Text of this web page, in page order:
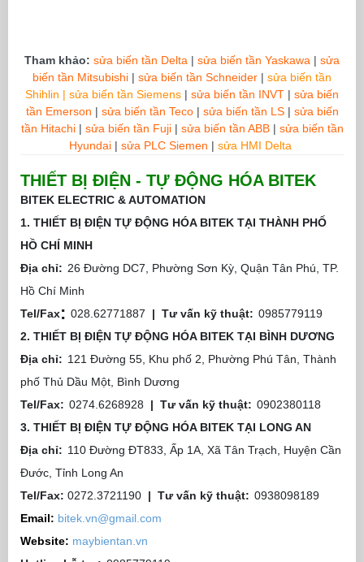
Tham khảo: sửa biến tần Delta | sửa biến tần Yaskawa | sửa
biến tần Mitsubishi | sửa biến tần Schneider | sửa biến tần
Shihlin | sửa biến tần Siemens | sửa biến tần INVT | sửa biến
tần Emerson | sửa biến tần Teco| sửa biến tần LS| sửa biến
tần Hitachi| sửa biến tần Fuji| sửa biến tần ABB| sửa biến tần
Hyundai | sửa PLC Siemen | sửa HMI Delta
THIẾT BỊ ĐIỆN - TỰ ĐỘNG HÓA BITEK
BITEK ELECTRIC & AUTOMATION
1. THIẾT BỊ ĐIỆN TỰ ĐỘNG HÓA BITEK TẠI THÀNH PHỐ
HỒ CHÍ MINH
Địa chỉ: 26 Đường DC7, Phường Sơn Kỳ, Quận Tân Phú, TP.
Hồ Chí Minh
Tel/Fax: 028.62771887 | Tư vấn kỹ thuật: 0985779119
2. THIẾT BỊ ĐIỆN TỰ ĐỘNG HÓA BITEK TẠI BÌNH DƯƠNG
Địa chỉ: 121 Đường 55, Khu phố 2, Phường Phú Tân, Thành
phố Thủ Dầu Một, Bình Dương
Tel/Fax: 0274.6268928 | Tư vấn kỹ thuật: 0902380118
3. THIẾT BỊ ĐIỆN TỰ ĐỘNG HÓA BITEK TẠI LONG AN
Địa chỉ: 110 Đường ĐT833, Ấp 1A, Xã Tân Trạch, Huyện Cần
Đước, Tỉnh Long An
Tel/Fax: 0272.3721190 | Tư vấn kỹ thuật: 0938098189
Email: bitek.vn@gmail.com
Website: maybientan.vn